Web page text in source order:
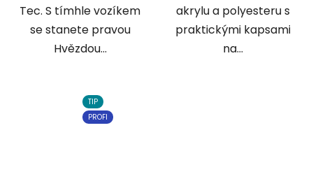
Tec. S tímhle vozíkem
se stanete pravou
Hvězdou...
akrylu a polyesteru s
praktickými kapsami
na...
TIP
PROFI